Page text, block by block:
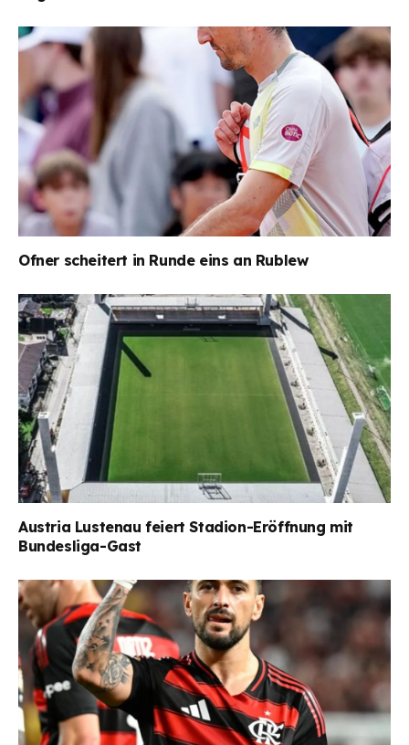
Ofner scheitert in Runde eins an Rublew
Austria Lustenau feiert Stadion-Eröffnung mit
Bundesliga-Gast